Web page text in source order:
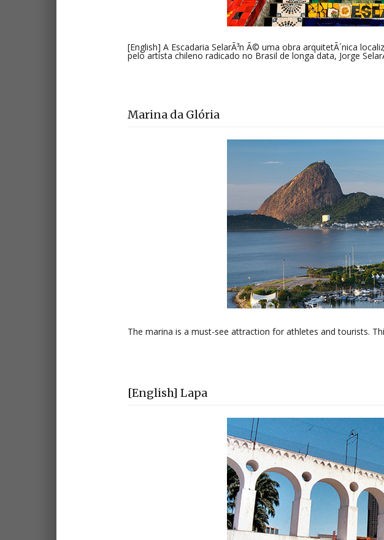
[English] A Escadaria SelarÃ³n Ã© uma obra arquitetÃ´nica
pelo artista chileno radicado no Brasil de longa data, Jorge
Marina da Glória
The marina is a must­-see attraction for athletes and tourists.
[English] Lapa